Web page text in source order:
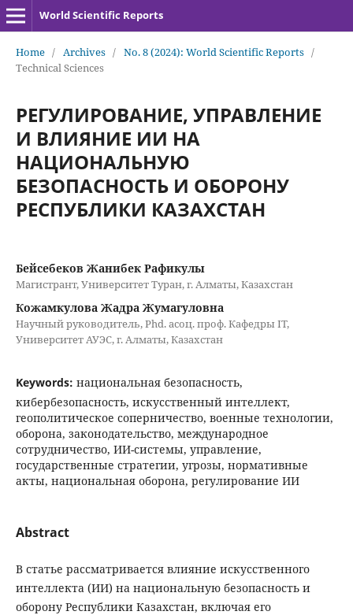
World Scientific Reports
Home / Archives / No. 8 (2024): World Scientific Reports /
Technical Sciences
РЕГУЛИРОВАНИЕ, УПРАВЛЕНИЕ
И ВЛИЯНИЕ ИИ НА
НАЦИОНАЛЬНУЮ
БЕЗОПАСНОСТЬ И ОБОРОНУ
РЕСПУБЛИКИ КАЗАХСТАН
Бейсебеков Жанибек Рафикулы
Магистрант, Университет Туран, г. Алматы, Казахстан
Кожамкулова Жадра Жумагуловна
Научный руководитель, Phd. асоц. проф. Кафедры IT,
Университет АУЭС, г. Алматы, Казахстан
Keywords: национальная безопасность,
кибербезопасность, искусственный интеллект,
геополитическое соперничество, военные технологии,
оборона, законодательство, международное
сотрудничество, ИИ-системы, управление,
государственные стратегии, угрозы, нормативные
акты, национальная оборона, регулирование ИИ
Abstract
В статье рассматривается влияние искусственного
интеллекта (ИИ) на национальную безопасность и
оборону Республики Казахстан, включая его